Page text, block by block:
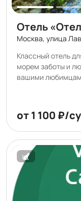
Отель
Москва, улица
Классный отель
морем заботы и
вашими
от 1 100 ₽/